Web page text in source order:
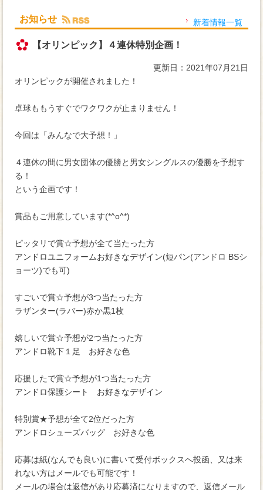
お知らせ 新着情報一覧
【オリンピック】４連休特別企画！
更新日：2021年07月21日
オリンピックが開催されました！
卓球ももうすぐでワクワクが止まりません！
今回は「みんなで大予想！」
４連休の間に男女団体の優勝と男女シングルスの優勝を予想す
る！
という企画です！
賞品もご用意しています(*^o^*)
ピッタリで賞☆予想が全て当たった方
アンドロユニフォームお好きなデザイン(短パン(アンドロ BSシ
ョーツ)でも可)
すごいで賞☆予想が3つ当たった方
ラザンター(ラバー)赤か黒1枚
嬉しいで賞☆予想が2つ当たった方
アンドロ靴下１足 お好きな色
応援したで賞☆予想が1つ当たった方
アンドロ保護シート お好きなデザイン
特別賞★予想が全て2位だった方
アンドロシューズバッグ お好きな色
応募は紙(なんでも良い)に書いて受付ボックスへ投函、又は来
れない方はメールでも可能です！
メールの場合は返信があり応募済になりますので、返信メール